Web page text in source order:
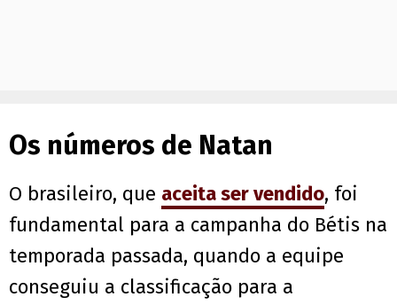
Os números de Natan
O brasileiro, que aceita ser vendido, foi
fundamental para a campanha do Bétis na
temporada passada, quando a equipe
conseguiu a classificação para a